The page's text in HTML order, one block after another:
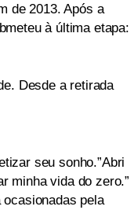
de 2013. Após a
à última etapa:
Desde a retirada
seu sonho.”Abri
minha vida do zero.”
pela